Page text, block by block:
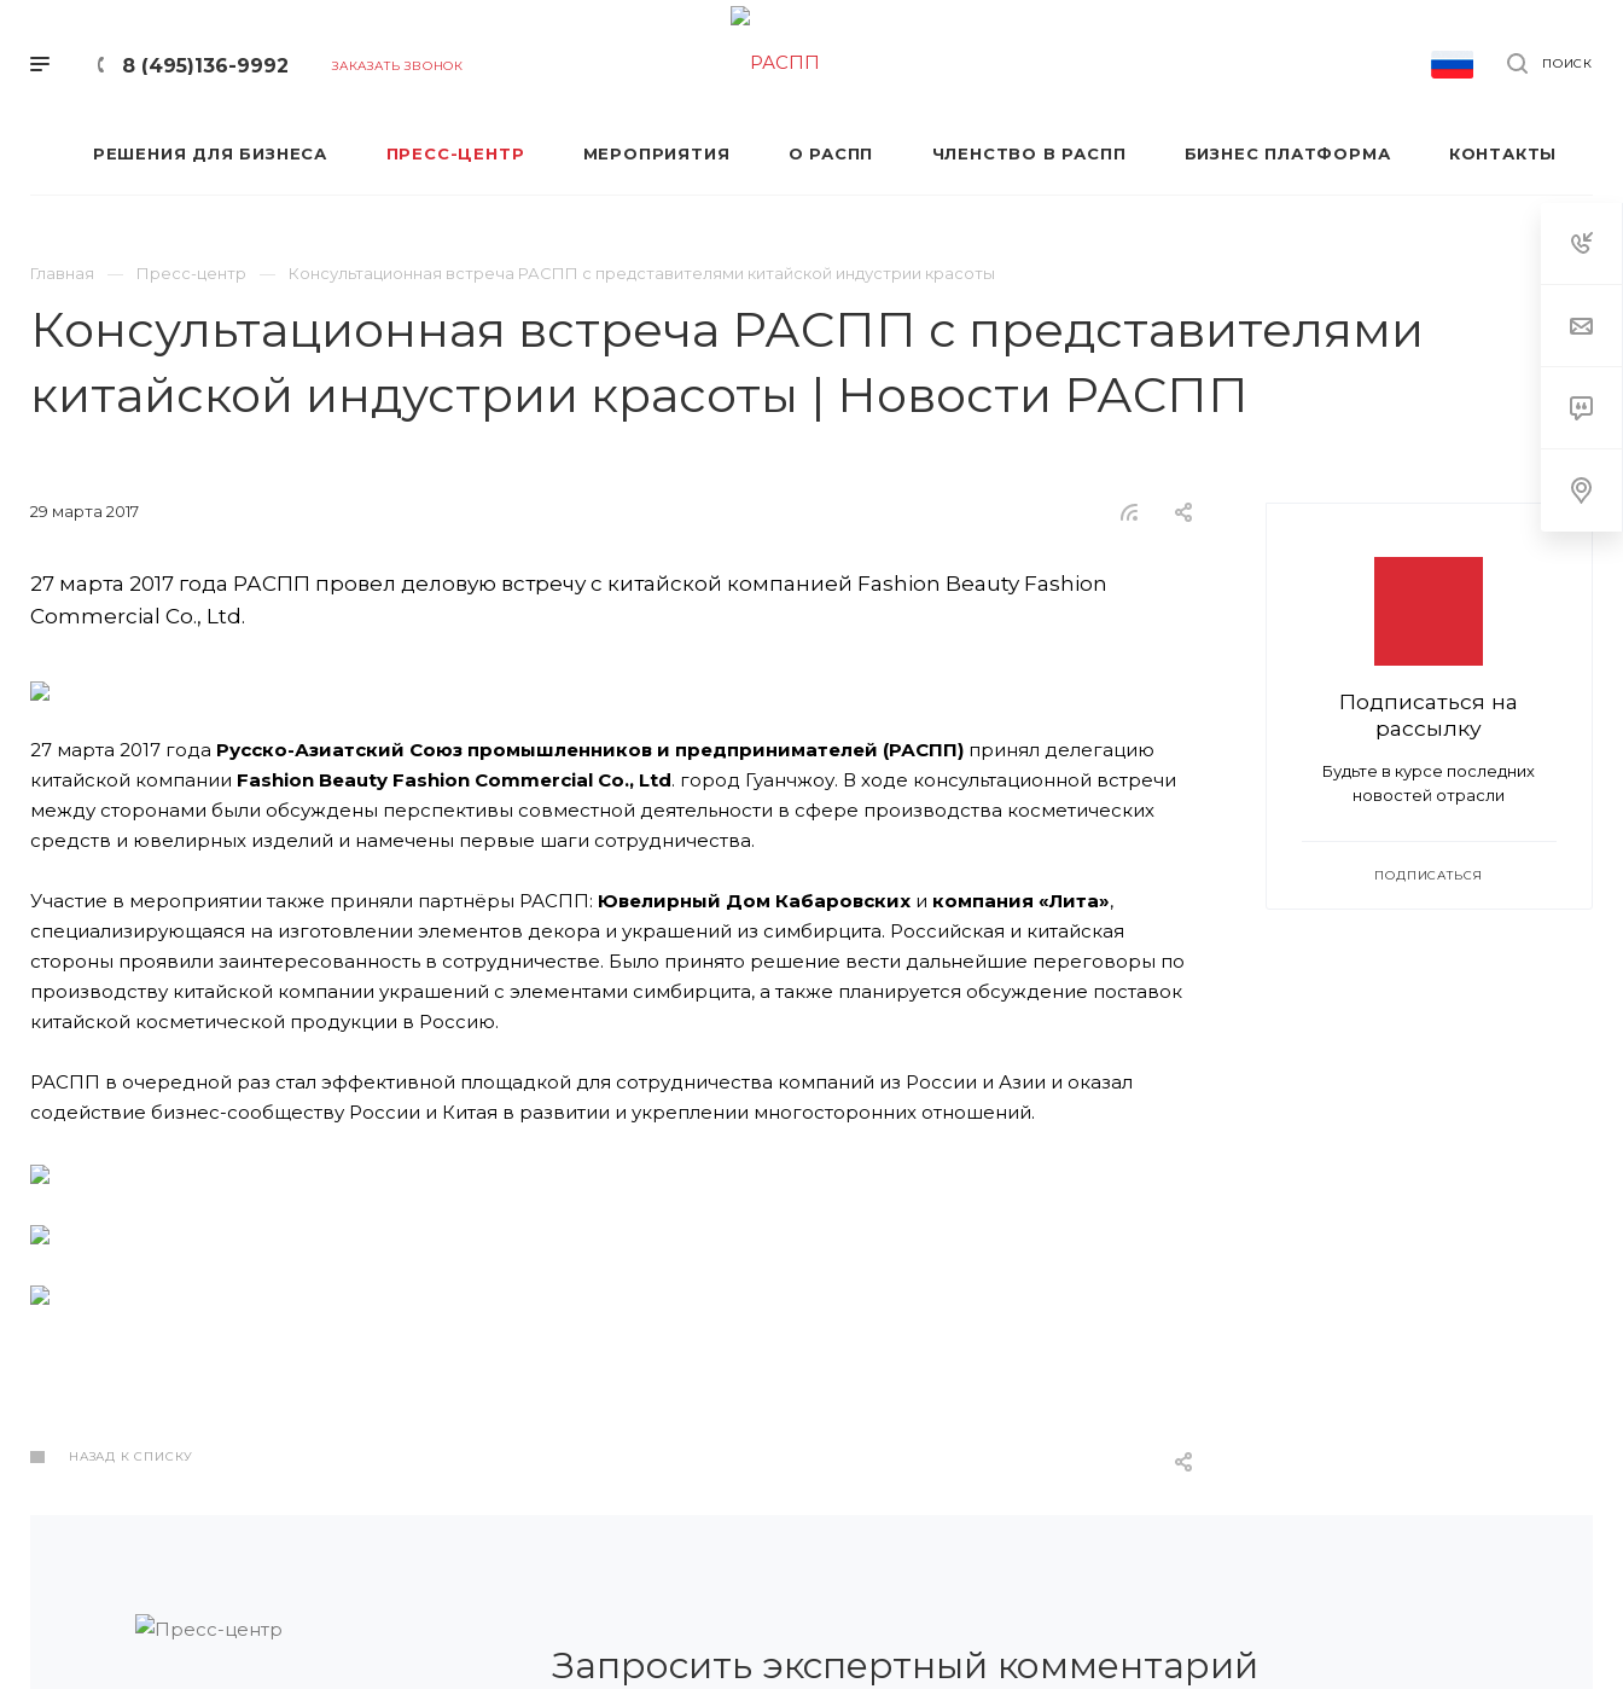
8 (495)136-9992 ЗАКАЗАТЬ ЗВОНОК ПОИСК
РЕШЕНИЯ ДЛЯ БИЗНЕСА ПРЕСС-ЦЕНТР МЕРОПРИЯТИЯ О РАСПП ЧЛЕНСТВО В РАСПП БИЗНЕС ПЛАТФОРМА КОНТАКТЫ
Главная Пресс-центр Консультационная встреча РАСПП с представителями китайской индустрии красоты
Консультационная встреча РАСПП с представителями
китайской индустрии красоты | Новости РАСПП
29 марта 2017
27 марта 2017 года РАСПП провел деловую встречу с китайской компанией Fashion Beauty Fashion
Commercial Co., Ltd.
27 марта 2017 года Русско-Азиатский Союз промышленников и предпринимателей (РАСПП) принял делегацию
китайской компании Fashion Beauty Fashion Commercial Co., Ltd. город Гуанчжоу. В ходе консультационной встречи
между сторонами были обсуждены перспективы совместной деятельности в сфере производства косметических
средств и ювелирных изделий и намечены первые шаги сотрудничества.
Участие в мероприятии также приняли партнёры РАСПП: Ювелирный Дом Кабаровских и компания «Лита»,
специализирующаяся на изготовлении элементов декора и украшений из симбирцита. Российская и китайская
стороны проявили заинтересованность в сотрудничестве. Было принято решение вести дальнейшие переговоры по
производству китайской компании украшений с элементами симбирцита, а также планируется обсуждение поставок
китайской косметической продукции в Россию.
РАСПП в очередной раз стал эффективной площадкой для сотрудничества компаний из России и Азии и оказал
содействие бизнес-сообществу России и Китая в развитии и укреплении многосторонних отношений.
Подписаться на
рассылку
Будьте в курсе последних
новостей отрасли
ПОДПИСАТЬСЯ
НАЗАД К СПИСКУ
Запросить экспертный комментарий